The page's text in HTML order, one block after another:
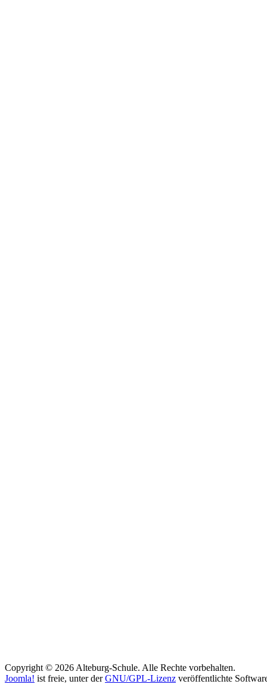
Copyright © 2026 Alteburg-Schule. Alle Rechte vorbehalten.
Joomla! ist freie, unter derGNU/GPL-Lizenz veröffentlichte